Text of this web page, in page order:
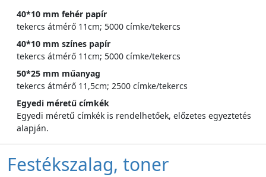
40*10 mm fehér papír
tekercs átmérő 11cm; 5000 címke/tekercs
40*10 mm színes papír
tekercs átmérő 11cm; 5000 címke/tekercs
50*25 mm műanyag
tekercs átmérő 11,5cm; 2500 címke/tekercs
Egyedi méretű címkék
Egyedi méretű címkék is rendelhetőek, előzetes egyeztetés
alapján.
Festékszalag, toner